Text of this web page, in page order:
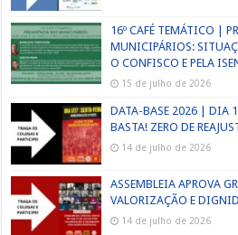
16º CAFÉ TEMÁTICO |
MUNICIPÁRIOS:
O CONFISCO E PELA
15 de julho de 2026
DATA-BASE 2026 | DIA
BASTA! ZERO DE
14 de julho de 2026
ASSEMBLEIA APROVA
VALORIZAÇÃO E
14 de julho de 2026